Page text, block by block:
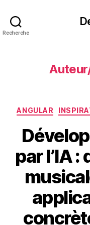
Recherche
ANGULAR
par l’IA